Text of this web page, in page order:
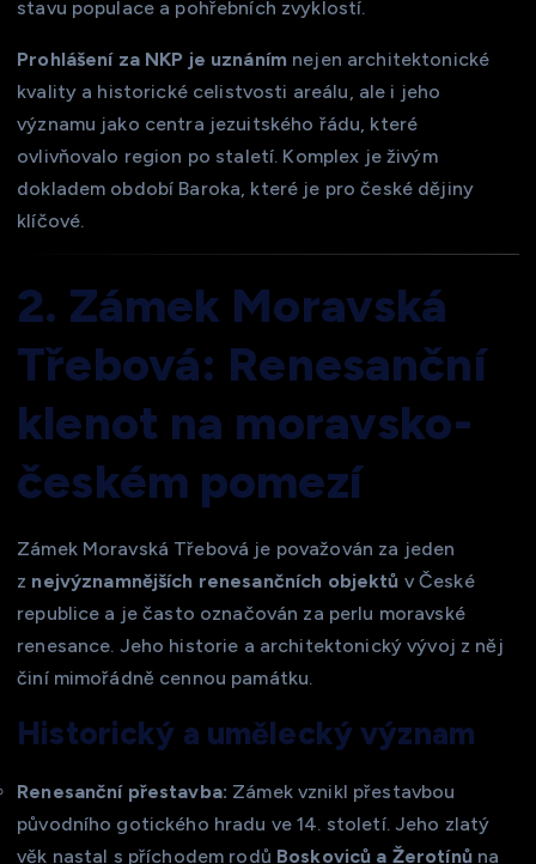
stavu populace a pohřebních zvyklostí.
Prohlášení za NKP je uznáním nejen architektonické
kvality a historické celistvosti areálu, ale i jeho
významu jako centra jezuitského řádu, které
ovlivňovalo region po staletí. Komplex je živým
dokladem období Baroka, které je pro české dějiny
klíčové.
2. Zámek Moravská
Třebová: Renesanční
klenot na moravsko-
českém pomezí
Zámek Moravská Třebová je považován za jeden
z nejvýznamnějších renesančních objektů v České
republice a je často označován za perlu moravské
renesance. Jeho historie a architektonický vývoj z něj
činí mimořádně cennou památku.
Historický a umělecký význam
Renesanční přestavba: Zámek vznikl přestavbou
původního gotického hradu ve 14. století. Jeho zlatý
věk nastal s příchodem rodů Boskoviců a Žerotínůna